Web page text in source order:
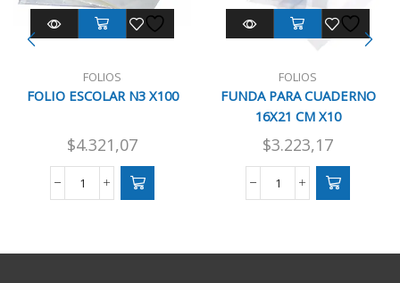
FOLIOS
FOLIO ESCOLAR N3 X100
$4.321,07
FOLIO
cantidad
FOLIOS
FUNDA PARA CUADERNO
16X21 CM X10
$3.223,17
FUNDA
CM